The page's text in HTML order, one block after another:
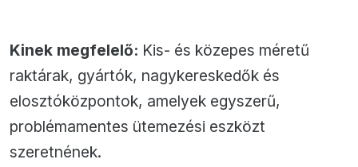
Kinek megfelelő: Kis- és közepes méretű
raktárak, gyártók, nagykereskedők és
elosztóközpontok, amelyek egyszerű,
problémamentes ütemezési eszközt
szeretnének.